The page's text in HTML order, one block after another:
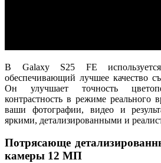
В Galaxy S25 FE
обеспечивающий лучшее качество
Он улучшает точность
контрастность в режиме реального
ваши фотографии, видео и
яркими, детализированными и
Потрясающе
камеры 12 МП